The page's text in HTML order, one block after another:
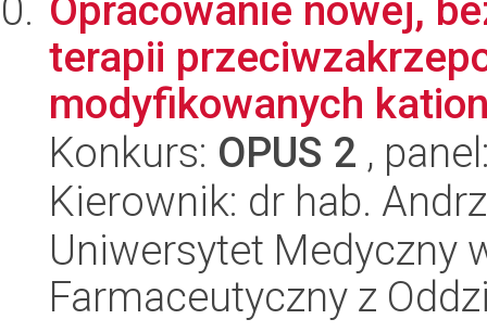
Opracowanie nowej,
terapii
modyfikowanych
Konkurs: OPUS 2 ,
Kierownik: dr hab.
Uniwersytet Medyczny
Farmaceutyczny z